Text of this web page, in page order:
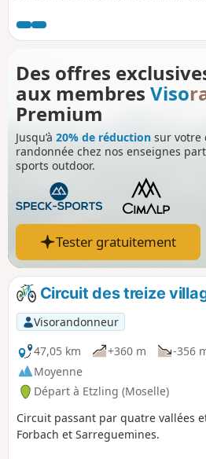
Des offres
aux membres Viso
Premium
Jusqu’à 20% de réduction sur votre
randonnée chez nos enseignes
sports outdoor.
Tester gratuitement
Circuit des treize
Visorandonneur
47,05 km
+360 m -356
Moyenne
Départ à Etzling (Moselle)
Circuit passant par quatre vallées
Forbach et Sarreguemines.